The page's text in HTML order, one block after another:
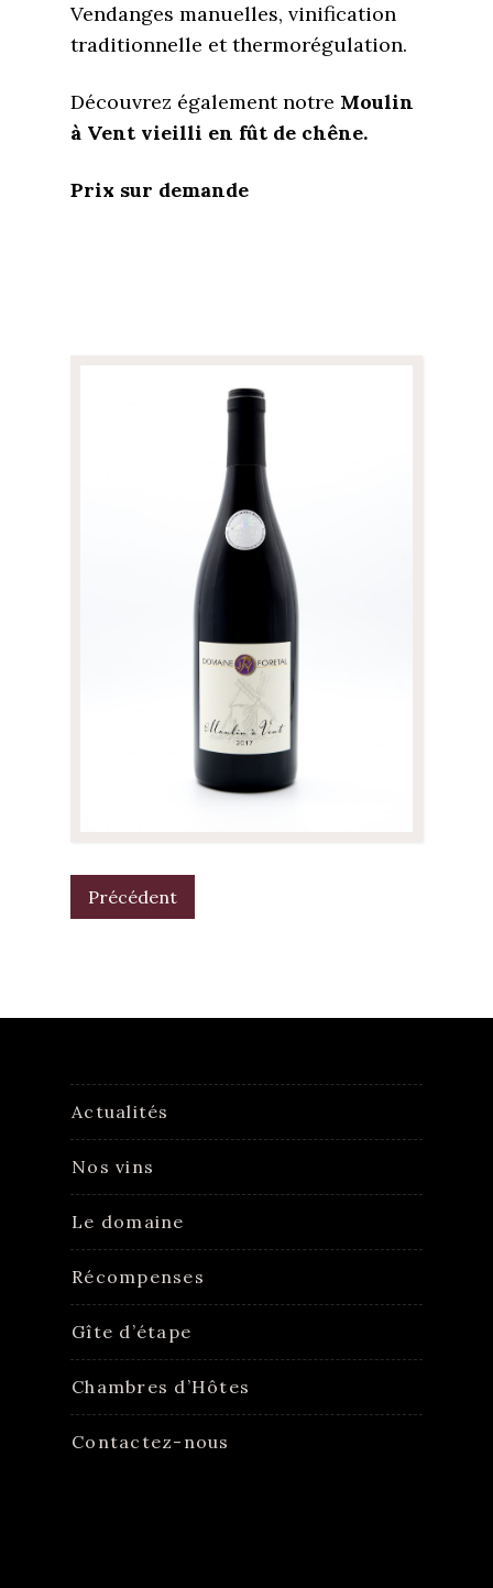
Vendanges manuelles, vinification
traditionnelle et thermorégulation.
Découvrez également notre Moulin
à Vent vieilli en fût de chêne.
Prix sur demande
NAVIGATION
Précédent
Actualités
Nos vins
Le domaine
Récompenses
Gîte d’étape
Chambres d’Hôtes
Contactez-nous